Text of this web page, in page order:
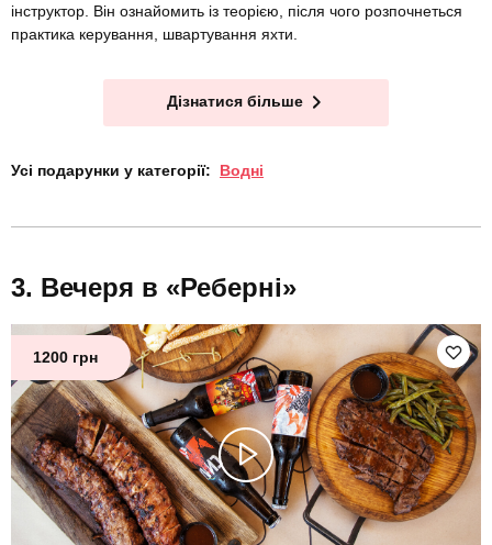
інструктор. Він ознайомить із теорією, після чого розпочнеться
практика керування, швартування яхти.
Дізнатися більше
Усі подарунки у категорії: Водні
Вечеря в «Реберні»
1200 грн